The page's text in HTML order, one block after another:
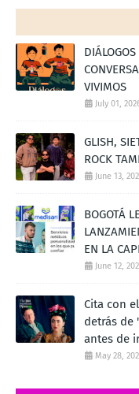
VIVIMOS
July 01,
GLISH,
ROCK
June 13,
BOGOTÁ
EN LA
June 12,
Cita con
detrás de
antes de
May 28,